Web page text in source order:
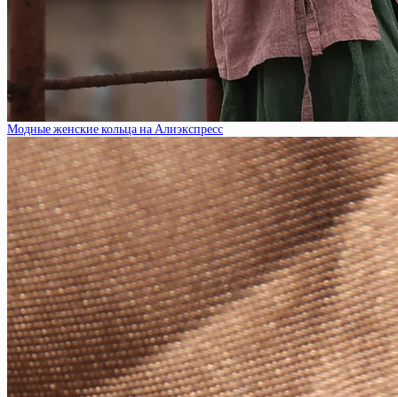
Модные женские кольца на Алиэкспресс